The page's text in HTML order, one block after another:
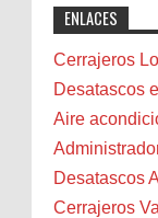
professional
Bicicletas
Bilbao
Biota
Camareta
Cáncer
Carmela
Carnavales
ENLACES
Cerrajeros
Desatascos
Aire
Desatascos
Cerrajeros